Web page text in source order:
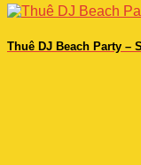
Thuê DJ Beach Party –